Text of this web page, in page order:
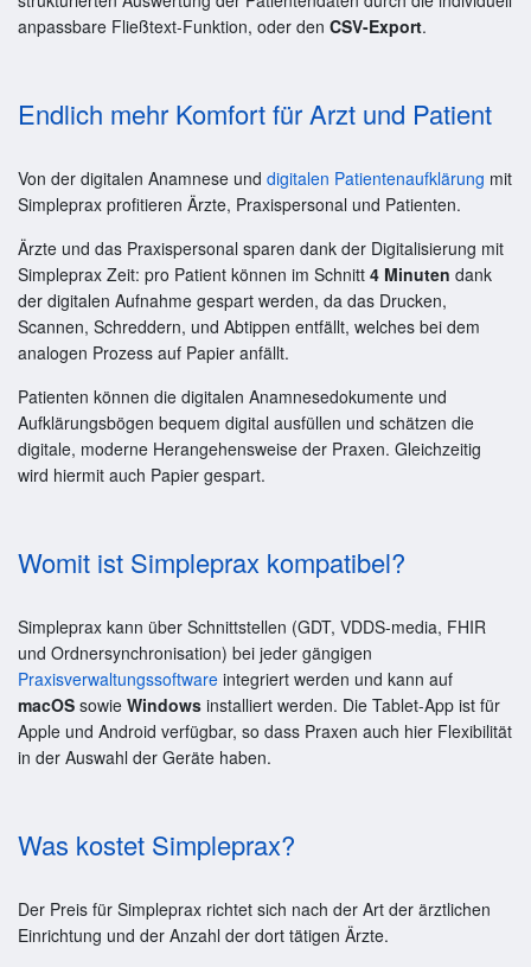
anpassbare Fließtext-Funktion, oder den CSV-Export.
Endlich mehr Komfort für Arzt und Patient
Von der digitalen Anamnese und digitalen Patientenaufklärung mit
Simpleprax profitieren Ärzte, Praxispersonal und Patienten.
Ärzte und das Praxispersonal sparen dank der Digitalisierung mit
Simpleprax Zeit: pro Patient können im Schnitt 4 Minuten dank
der digitalen Aufnahme gespart werden, da das Drucken,
Scannen, Schreddern, und Abtippen entfällt, welches bei dem
analogen Prozess auf Papier anfällt.
Patienten können die digitalen Anamnesedokumente und
Aufklärungsbögen bequem digital ausfüllen und schätzen die
digitale, moderne Herangehensweise der Praxen. Gleichzeitig
wird hiermit auch Papier gespart.
Womit ist Simpleprax kompatibel?
Simpleprax kann über Schnittstellen (GDT, VDDS-media, FHIR
und Ordnersynchronisation) bei jeder gängigen
Praxisverwaltungssoftware integriert werden und kann auf
macOS sowie Windows installiert werden. Die Tablet-App ist für
Apple und Android verfügbar, so dass Praxen auch hier Flexibilität
in der Auswahl der Geräte haben.
Was kostet Simpleprax?
Der Preis für Simpleprax richtet sich nach der Art der ärztlichen
Einrichtung und der Anzahl der dort tätigen Ärzte.